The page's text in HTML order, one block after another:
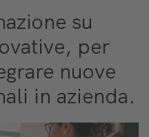
su
per
nuove
in azienda.